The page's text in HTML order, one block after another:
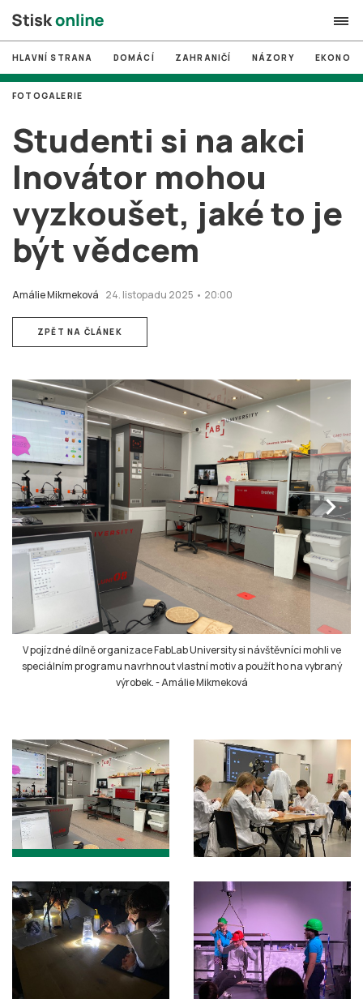
search
# MUNI
# Brno
volby
login PŘIHLÁSIT SE
Zapomněli jste heslo?
Založit nový účet
HLAVNÍ STRANA DOMÁCÍ ZAHRANIČÍ NÁZORY
Studenti si na akci
Inovátor mohou
vyzkoušet, jaké to je
být vědcem
Amálie Mikmeková 24. listopadu 2025 • 20:00
FOTOGALERIE
ZPĚT NA ČLÁNEK
chevron_right
V pojízdné dílně organizace FabLab University si návštěvníci mohli ve
speciálním programu navrhnout vlastní motiv a použít ho na vybraný
výrobek.-Amálie Mikmeková